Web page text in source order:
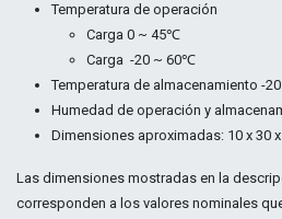
Temperatura de operación
Carga 0 ~ 45℃
Carga -20 ~ 60℃
Temperatura de almacenamiento -
Humedad de operación y
Dimensiones aproximadas: 10 x 30
Las dimensiones mostradas en la
corresponden a los valores nominales